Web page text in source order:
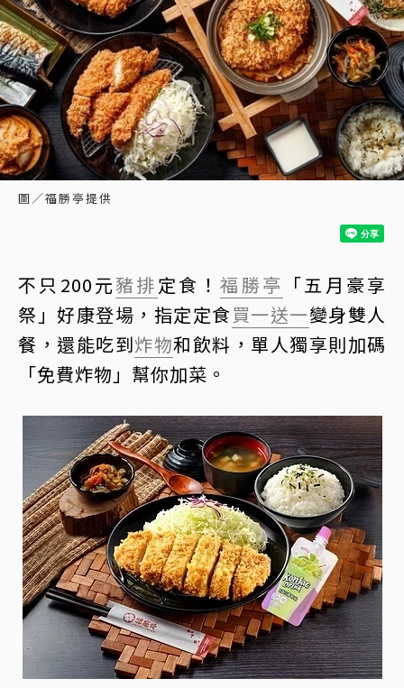
圖／福勝亭提供
不只200元豬排定食！福勝亭 「五月豪享
祭」好康登場，指定定食買一送一變身雙人
餐，還能吃到炸物和飲料，單人獨享則加碼
「免費炸物」幫你加菜。